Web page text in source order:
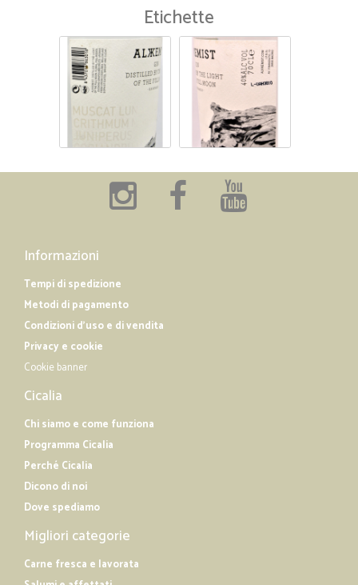
Etichette
Informazioni
Tempi di spedizione
Metodi di pagamento
Condizioni d'uso e di vendita
Privacy e cookie
Cookie banner
Cicalia
Chi siamo e come funziona
Programma Cicalia
Perché Cicalia
Dicono di noi
Dove spediamo
Migliori categorie
Carne fresca e lavorata